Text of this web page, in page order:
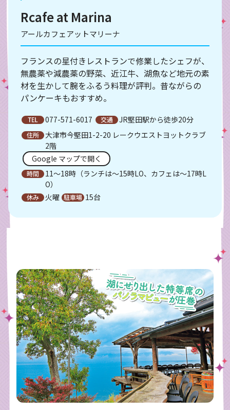
Rcafe at Marina
アールカフェアットマリーナ
フランスの星付きレストランで修業したシェフが、
無農薬や減農薬の野菜、近江牛、湖魚など地元の素
材を生かして腕をふるう料理が評判。昔ながらの
パンケーキもおすすめ。
077-571-6017
JR堅田駅から徒歩20分
大津市今堅田1-2-20 レークウエストヨットクラブ
2階
Google マップで開く
11～18時（ランチは～15時LO、カフェは～17時L
O）
火曜
15台